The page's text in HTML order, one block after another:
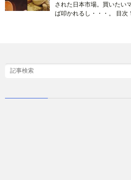
された日本市場。買いたい
ば叩かれるし・・・。 目